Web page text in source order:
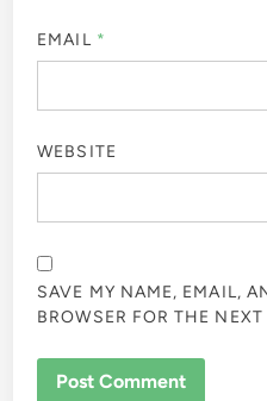
EMAIL *
WEBSITE
SAVE MY NAME, EMAIL,
BROWSER FOR THE